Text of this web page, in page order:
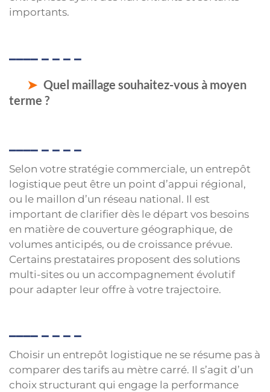
importants.
Quel maillage souhaitez-vous à moyen
terme ?
Selon votre stratégie commerciale, un entrepôt
logistique peut être un point d’appui régional,
ou le maillon d’un réseau national. Il est
important de clarifier dès le départ vos besoins
en matière de couverture géographique, de
volumes anticipés, ou de croissance prévue.
Certains prestataires proposent des solutions
multi-sites ou un accompagnement évolutif
pour adapter leur offre à votre trajectoire.
Choisir un entrepôt logistique ne se résume pas à
comparer des tarifs au mètre carré. Il s’agit d’un
choix structurant qui engage la performance